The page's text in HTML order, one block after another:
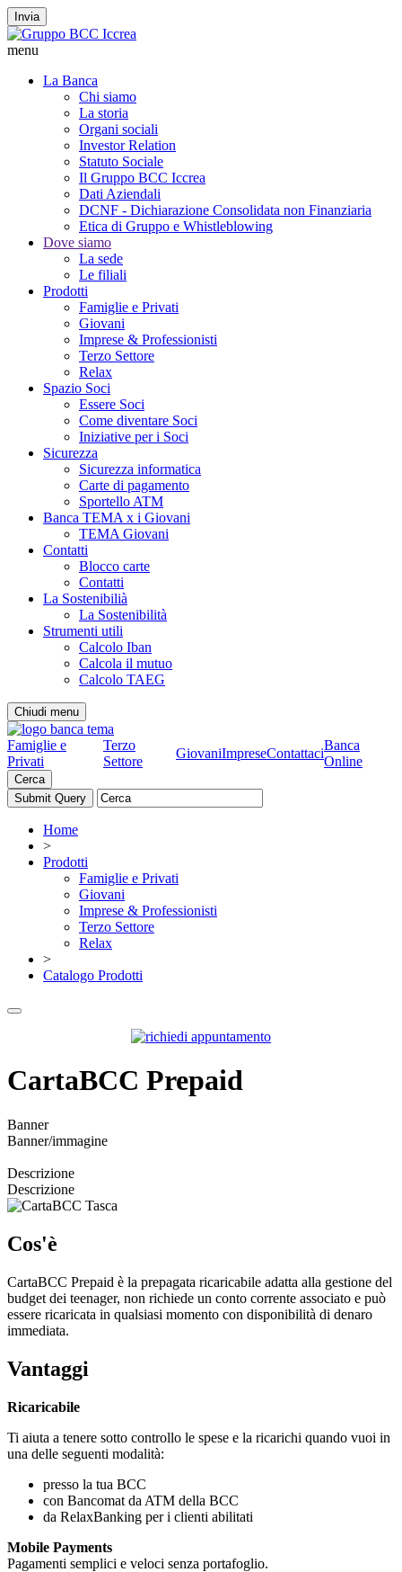
Invia
menu
La Banca
Chi siamo
La storia
Organi sociali
Investor Relation
Statuto Sociale
Il Gruppo BCC Iccrea
Dati Aziendali
DCNF - Dichiarazione Consolidata non Finanziaria
Etica di Gruppo e Whistleblowing
Dove siamo
La sede
Le filiali
Prodotti
Famiglie e Privati
Giovani
Imprese & Professionisti
Terzo Settore
Relax
Spazio Soci
Essere Soci
Come diventare Soci
Iniziative per i Soci
Sicurezza
Sicurezza informatica
Carte di pagamento
Sportello ATM
Banca TEMA x i Giovani
TEMA Giovani
Contatti
Blocco carte
Contatti
La Sostenibilià
La Sostenibilità
Strumenti utili
Calcolo Iban
Calcola il mutuo
Calcolo TAEG
Chiudi menu
Famiglie e
Privati
Terzo
Settore
GiovaniImpreseContattaci
Banca
Online
Cerca
Home
>
Prodotti
Famiglie e Privati
Giovani
Imprese & Professionisti
Terzo Settore
Relax
>
Catalogo Prodotti
CartaBCC Prepaid
Banner
Banner/immagine
Descrizione
Descrizione
Cos'è
CartaBCC Prepaid è la prepagata ricaricabile adatta alla gestione del
budget dei teenager, non richiede un conto corrente associato e può
essere ricaricata in qualsiasi momento con disponibilità di denaro
immediata.
Vantaggi
Ricaricabile
Ti aiuta a tenere sotto controllo le spese e la ricarichi quando vuoi in
una delle seguenti modalità:
presso la tua BCC
con Bancomat da ATM della BCC
da RelaxBanking per i clienti abilitati
Mobile Payments
Pagamenti semplici e veloci senza portafoglio.